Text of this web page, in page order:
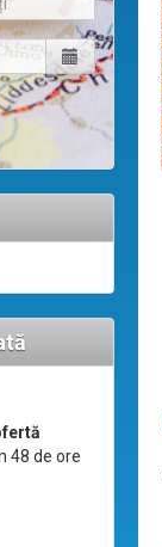
48 de ore